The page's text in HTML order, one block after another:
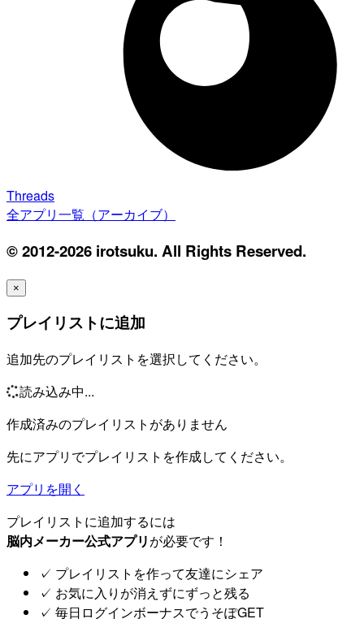
Threads
全アプリ一覧（アーカイブ）
© 2012-2026 irotsuku. All Rights Reserved.
×
プレイリストに追加
追加先のプレイリストを選択してください。
読み込み中...
作成済みのプレイリストがありません
先にアプリでプレイリストを作成してください。
アプリを開く
プレイリストに追加するには
脳内メーカー公式アプリが必要です！
✓ プレイリストを作って友達にシェア
✓ お気に入りが消えずにずっと残る
✓ 毎日ログインボーナスでうそぽGET